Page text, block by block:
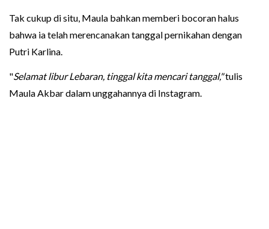
Tak cukup di situ, Maula bahkan memberi bocoran halus
bahwa ia telah merencanakan tanggal pernikahan dengan
Putri Karlina.
"Selamat libur Lebaran, tinggal kita mencari tanggal,"tulis
Maula Akbar dalam unggahannya di Instagram.